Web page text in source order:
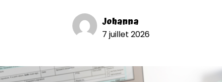
Johanna
7 juillet 2026